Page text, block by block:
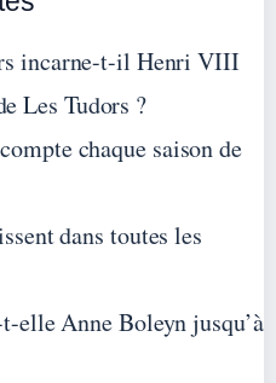
incarne-t-il Henri VIII
Les Tudors ?
chaque saison de
dans toutes les
elle Anne Boleyn jusqu’à